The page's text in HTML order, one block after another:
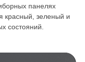
панелях
красный, зеленый и
состояний.